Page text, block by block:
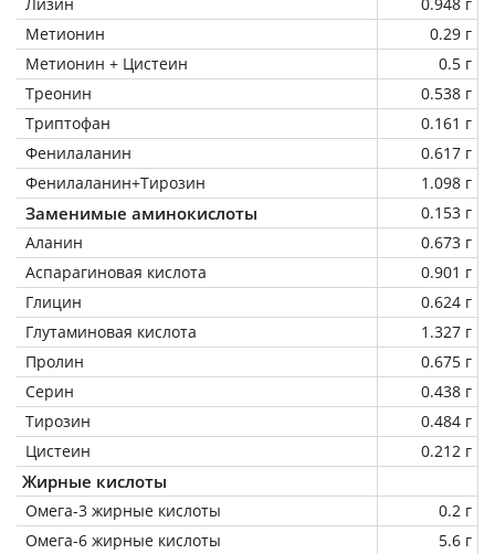
Метионин
0.29 г
Метионин + Цистеин
0.5 г
Треонин
0.538 г
Триптофан
0.161 г
Фенилаланин
0.617 г
Фенилаланин+Тирозин
1.098 г
Заменимые аминокислоты
0.153 г
Аланин
0.673 г
Аспарагиновая кислота
0.901 г
Глицин
0.624 г
Глутаминовая кислота
1.327 г
Пролин
0.675 г
Серин
0.438 г
Тирозин
0.484 г
Цистеин
0.212 г
Жирные кислоты
Омега-3 жирные кислоты
0.2 г
Омега-6 жирные кислоты
5.6 г